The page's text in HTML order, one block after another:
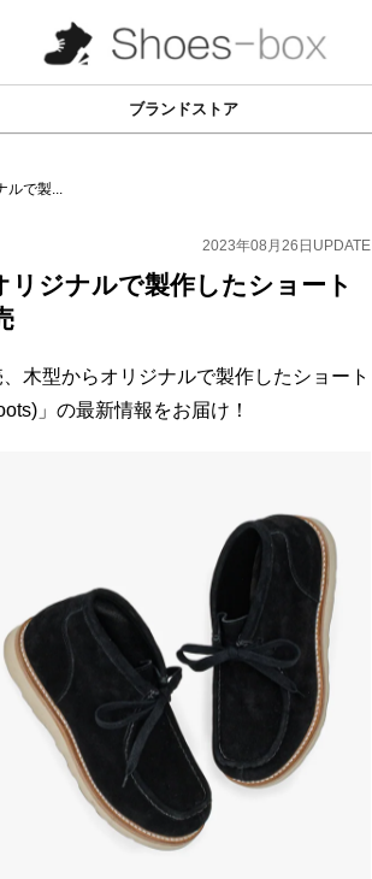
ブランドストア
ルで製...
2023年08月26日 UPDATE
ジナルで製作したショート
木型からオリジナルで製作したショート
」の最新情報をお届け！